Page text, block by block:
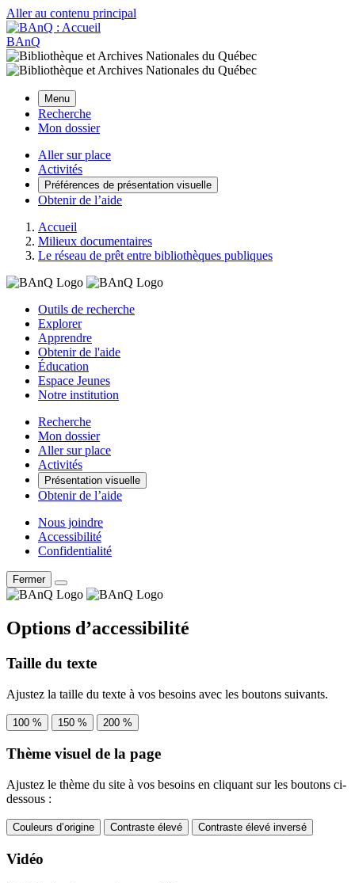
Aller au contenu principal
BAnQ
Menu
Recherche
Mon dossier
Aller sur place
Activités
Préférences de présentation visuelle
Obtenir de l’aide
Accueil
Milieux documentaires
Le réseau de prêt entre bibliothèques publiques
Outils de recherche
Explorer
Apprendre
Obtenir de l'aide
Éducation
Espace Jeunes
Notre institution
Recherche
Mon dossier
Aller sur place
Activités
Présentation visuelle
Obtenir de l’aide
Nous joindre
Accessibilité
Confidentialité
Fermer
Options d’accessibilité
Taille du texte
Ajustez la taille du texte à vos besoins avec les boutons suivants.
100 % 150 % 200 %
Thème visuel de la page
Ajustez le thème du site à vos besoins en cliquant sur les boutons ci-
dessous :
Couleurs d’origine Contraste élevé Contraste élevé inversé
Vidéo